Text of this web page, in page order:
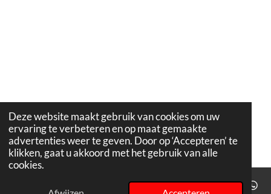
Deze website maakt gebruik van cookies om uw
ervaring te verbeteren en op maat gemaakte
advertenties weer te geven. Door op ‘Accepteren’ te
klikken, gaat u akkoord met het gebruik van alle
cookies.